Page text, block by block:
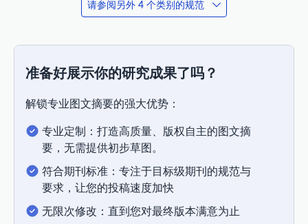
请参阅另外 4 个类别的规范
准备好展示你的研究成果了吗？
解锁专业图文摘要的强大优势：
专业定制：打造高质量、版权自主的图文摘
要，无需提供初步草图。
符合期刊标准：专注于目标级期刊的规范与
要求，让您的投稿速度加快
无限次修改：直到您对最终版本满意为止